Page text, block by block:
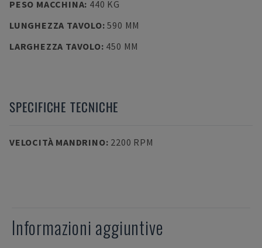
PESO MACCHINA: 440 KG
LUNGHEZZA TAVOLO:590 MM
LARGHEZZA TAVOLO: 450 MM
SPECIFICHE TECNICHE
VELOCITÀ MANDRINO: 2200 RPM
Informazioni aggiuntive